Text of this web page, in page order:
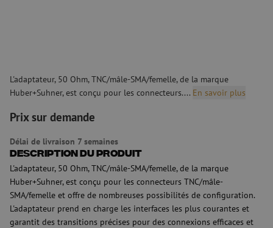
L'adaptateur, 50 Ohm, TNC/mâle-SMA/femelle, de la marque
Huber+Suhner, est conçu pour les connecteurs.... En savoir plus
Prix sur demande
Délai de livraison 7 semaines
Description du produit
L'adaptateur, 50 Ohm, TNC/mâle-SMA/femelle, de la marque
Huber+Suhner, est conçu pour les connecteurs TNC/mâle-
SMA/femelle et offre de nombreuses possibilités de configuration.
L'adaptateur prend en charge les interfaces les plus courantes et
garantit des transitions précises pour des connexions efficaces et